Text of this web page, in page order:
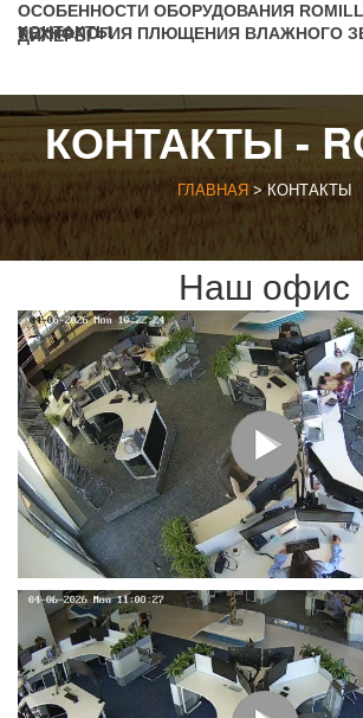
КОНТАКТЫ
ТЕХНОЛОГИЯ ПЛЮЩЕНИЯ ВЛАЖНОГО
ОСОБЕННОСТИ ОБОРУДОВАНИЯ ROMILL
ДИЛЕРЫ
КОНТАКТЫ -
ГЛАВНАЯ > КОНТАКТЫ
Наш офис